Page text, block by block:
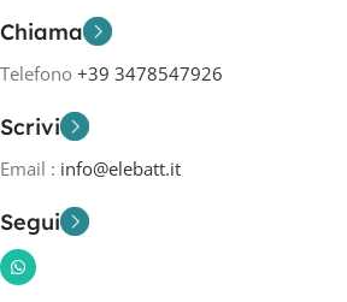
Chiama
Telefono +39 3478547926
Scrivi
Email : info@elebatt.it
Segui